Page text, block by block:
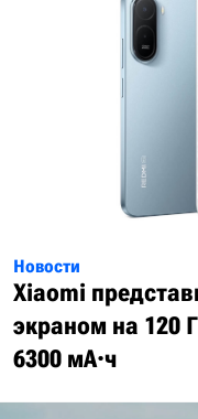
Новости
Xiaomi
экраном на 120
6300 мА·ч